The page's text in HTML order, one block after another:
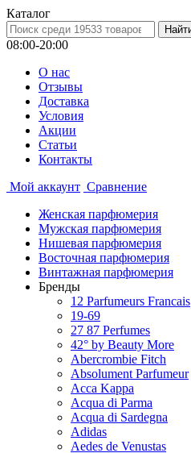
Каталог
08:00-20:00
О нас
Отзывы
Доставка
Условия
Aкции
Статьи
Контакты
Мой аккаунт Сравнение
Женская парфюмерия
Мужская парфюмерия
Нишевая парфюмерия
Восточная парфюмерия
Винтажная парфюмерия
Бренды
12 Parfumeurs Francais
19-69
27 87 Perfumes
42° by Beauty More
Abercrombie Fitch
Absolument Parfumeur
Acca Kappa
Acqua di Parma
Acqua di Sardegna
Adidas
Aedes de Venustas